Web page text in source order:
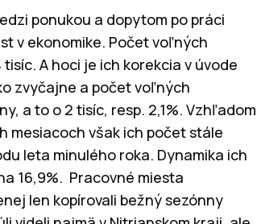
ponukou a dopytom po práci
v ekonomike. Počet voľných
A hoci je ich korekcia v úvode
zvyčajne a počet voľných
a to o 2 tisíc, resp. 2,1%. Vzhľadom
mesiacoch však ich počet stále
leta minulého roka. Dynamika ich
16,9%. Pracovné miesta
len kopírovali bežný sezónny